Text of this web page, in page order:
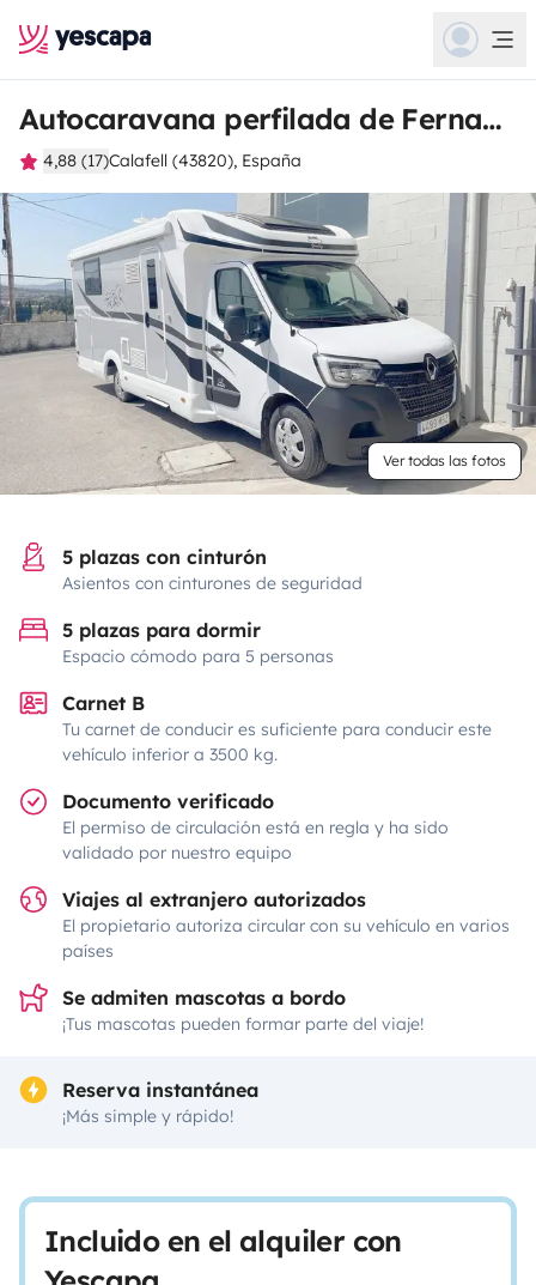
Autocaravana perfilada de Fernando
4,88 (17)Calafell (43820), España
Ver todas las fotos
5 plazas con cinturón
Asientos con cinturones de seguridad
5 plazas para dormir
Espacio cómodo para 5 personas
Carnet B
Tu carnet de conducir es suficiente para conducir este
vehículo inferior a 3500 kg.
Documento verificado
El permiso de circulación está en regla y ha sido
validado por nuestro equipo
Viajes al extranjero autorizados
El propietario autoriza circular con su vehículo en varios
países
Se admiten mascotas a bordo
¡Tus mascotas pueden formar parte del viaje!
Reserva instantánea
¡Más simple y rápido!
Incluido en el alquiler con